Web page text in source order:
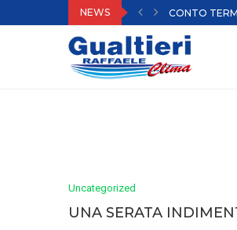
NEWS CONTO
Uncategorized
UNA SERATA